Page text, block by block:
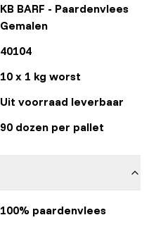
KB BARF - Paardenvlees
Gemalen
40104
10 x 1 kg worst
Uit voorraad leverbaar
90 dozen per pallet
100% paardenvlees